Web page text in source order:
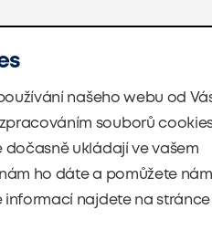
našeho webu od
souborů
dočasně ukládají ve vašem
ho dáte a pomůžete
informací najdete na stránce